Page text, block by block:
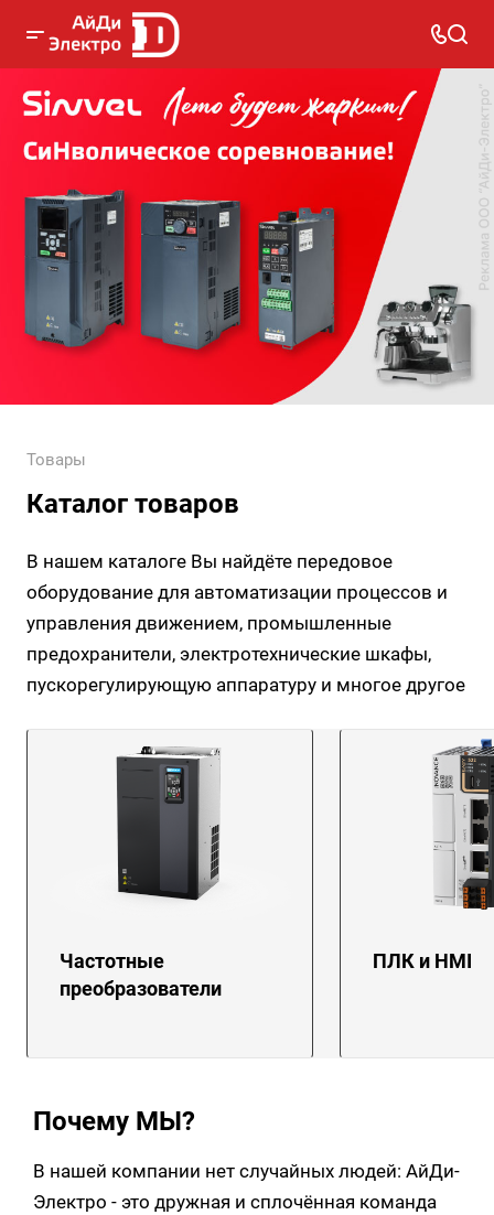
Товары
Каталог товаров
В нашем каталоге Вы найдёте передовое
оборудование для автоматизации процессов и
управления движением, промышленные
предохранители, электротехнические шкафы,
пускорегулирующую аппаратуру и многое другое
Частотные
преобразователи
ПЛК и HMI
Почему МЫ?
В нашей компании нет случайных людей: АйДи-
Электро - это дружная и сплочённая команда